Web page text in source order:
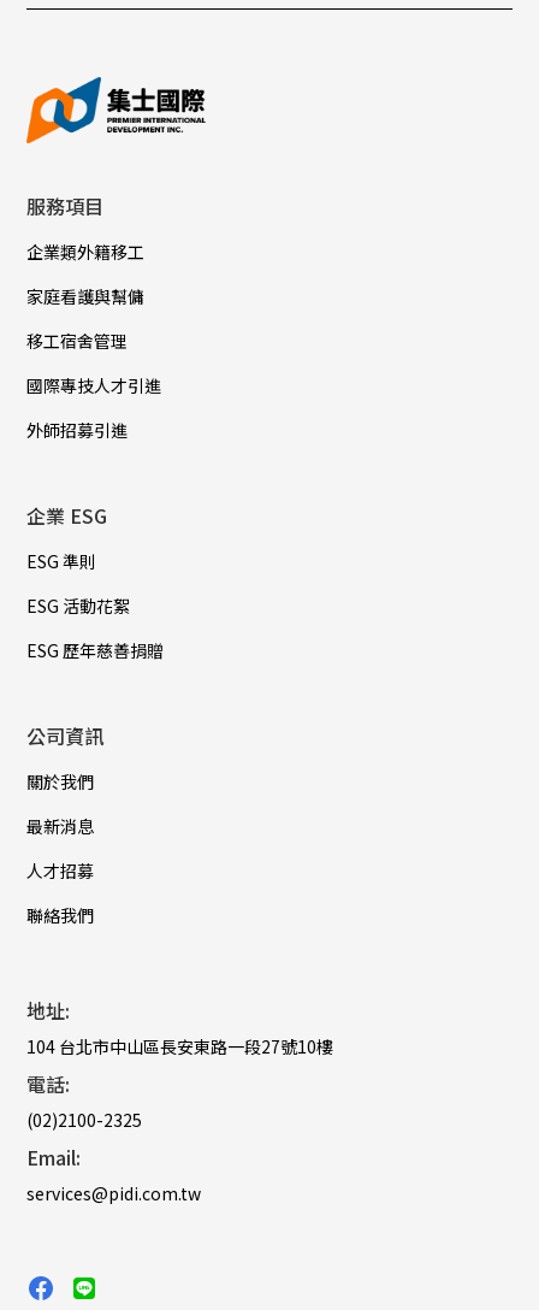
服務項目
企業類外籍移工
家庭看護與幫傭
移工宿舍管理
國際專技人才引進
外師招募引進
企業 ESG
ESG 準則
ESG 活動花絮
ESG 歷年慈善捐贈
公司資訊
關於我們
最新消息
人才招募
聯絡我們
地址:
104 台北市中山區長安東路一段27號10樓
電話:
(02)2100-2325
Email:
services@pidi.com.tw